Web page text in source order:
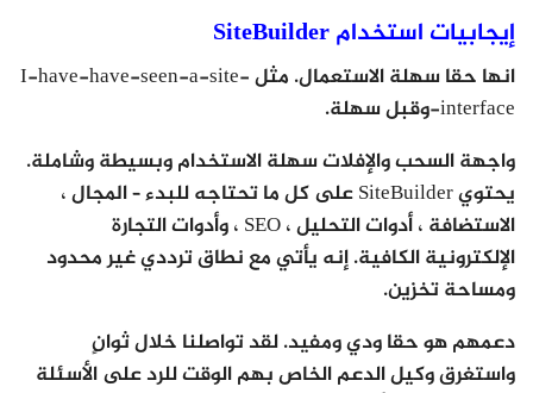
إيجابيات استخدام SiteBuilder
انها حقا سهلة الاستعمال. مثل I-have-have-seen-a-site-
interface-وقبل سهلة.
واجهة السحب والإفلات سهلة الاستخدام وبسيطة وشاملة.
يحتوي SiteBuilder على كل ما تحتاجه للبدء – المجال ،
الاستضافة ، أدوات التحليل ، SEO ، وأدوات التجارة
الإلكترونية الكافية. إنه يأتي مع نطاق ترددي غير محدود
ومساحة تخزين.
دعمهم هو حقا ودي ومفيد. لقد تواصلنا خلال ثوانٍ
واستغرق وكيل الدعم الخاص بهم الوقت للرد على الأسئلة